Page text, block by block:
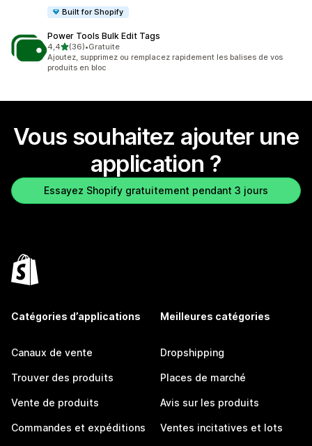
Built for Shopify
Power Tools Bulk Edit Tags
4,4étoile(s) sur 5
(36)
36 avis au total
•Gratuite
Ajoutez, supprimez ou remplacez rapidement les balises de vos
produits en bloc
Vous souhaitez ajouter une
application ?
Essayez Shopify gratuitement pendant 3 jours
Catégories d’applications
Canaux de vente
Trouver des produits
Vente de produits
Commandes et expéditions
Meilleures catégories
Dropshipping
Places de marché
Avis sur les produits
Ventes incitatives et lots